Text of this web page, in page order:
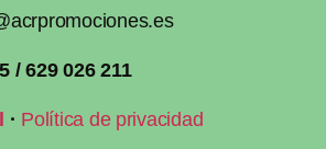
/ 629 026 211
· Política de privacidad